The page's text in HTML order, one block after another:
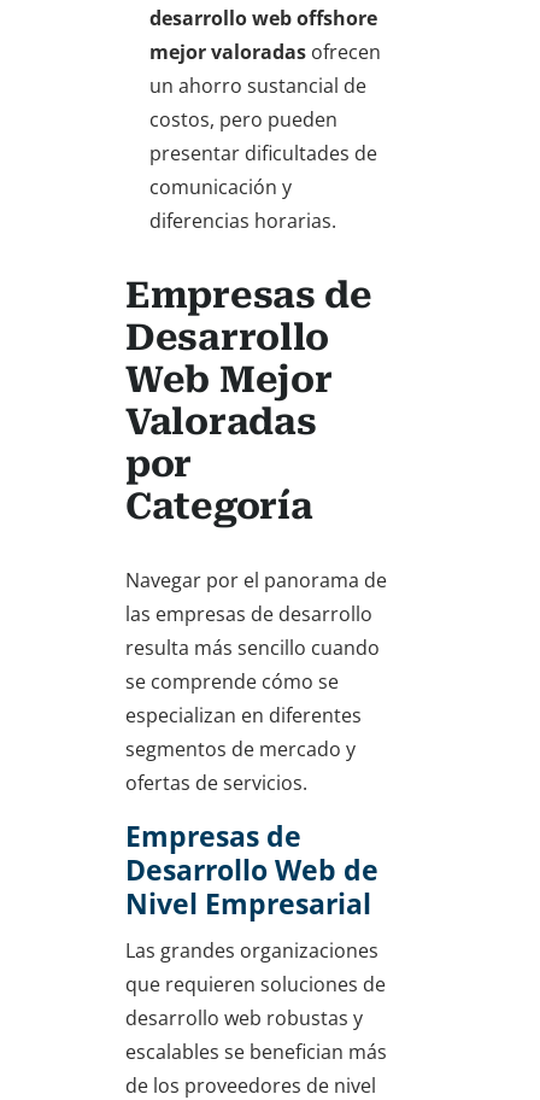
desarrollo web offshore
mejor valoradas ofrecen
un ahorro sustancial de
costos, pero pueden
presentar dificultades de
comunicación y
diferencias horarias.
Empresas de
Desarrollo
Web Mejor
Valoradas
por
Categoría
Navegar por el panorama de
las empresas de desarrollo
resulta más sencillo cuando
se comprende cómo se
especializan en diferentes
segmentos de mercado y
ofertas de servicios.
Empresas de
Desarrollo Web de
Nivel Empresarial
Las grandes organizaciones
que requieren soluciones de
desarrollo web robustas y
escalables se benefician más
de los proveedores de nivel